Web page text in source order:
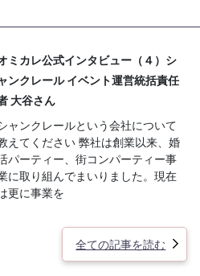
ミカレ公式インタビュー（４）シ
ンクレール イベント運営統括責任
大谷さん
ャンクレールという会社について
えてください 弊社は創業以来、婚
パーティー、街コンパーティー事
に取り組んでまいりました。現在
更に事業を
全ての記事を読む